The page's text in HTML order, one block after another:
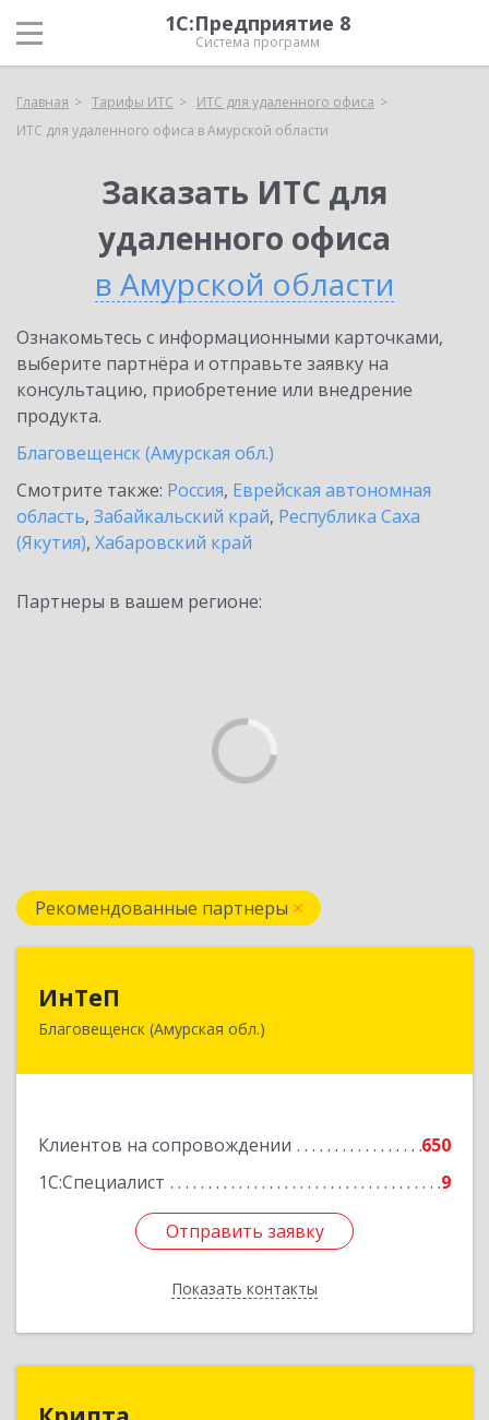
1С:Предприятие 8
Система программ
Главная Тарифы ИТС
ИТС для удаленного офиса
ИТС для удаленного офиса в Амурской области
Заказать ИТС для
удаленного офиса
в Амурской области
Ознакомьтесь с информационными карточками,
выберите партнёра и отправьте заявку на
консультацию, приобретение или внедрение
продукта.
Благовещенск (Амурская обл.)
Смотрите также: Россия, Еврейская автономная
область, Забайкальский край, Республика Саха
(Якутия), Хабаровский край
Партнеры в вашем регионе:
Рекомендованные партнеры
ИнТеП
Благовещенск (Амурская обл.)
Клиентов на сопровождении
650
1С:Специалист
9
Отправить заявку
Показать контакты
675000, Амурская обл, Благовещенск г,
Отправить заявку
Назад